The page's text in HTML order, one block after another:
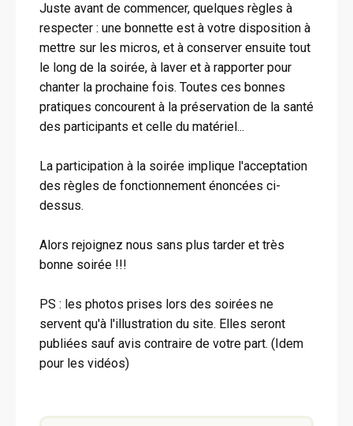
Juste avant de commencer, quelques règles à
respecter : une bonnette est à votre disposition à
mettre sur les micros, et à conserver ensuite tout
le long de la soirée, à laver et à rapporter pour
chanter la prochaine fois. Toutes ces bonnes
pratiques concourent à la préservation de la santé
des participants et celle du matériel...
La participation à la soirée implique l'acceptation
des règles de fonctionnement énoncées ci-
dessus.
Alors rejoignez nous sans plus tarder et très
bonne soirée !!!
PS : les photos prises lors des soirées ne
servent qu'à l'illustration du site. Elles seront
publiées sauf avis contraire de votre part. (Idem
pour les vidéos)